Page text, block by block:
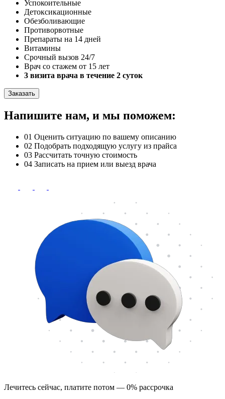
Успокоительные
Детоксикационные
Обезболивающие
Противорвотные
Препараты на 14 дней
Витамины
Срочный вызов 24/7
Врач со стажем от 15 лет
3 визита врача в течение 2 суток
Заказать
Напишите нам, и мы поможем:
01 Оценить ситуацию по вашему описанию
02 Подобрать подходящую услугу из прайса
03 Рассчитать точную стоимость
04 Записать на прием или выезд врача
Лечитесь сейчас, платите потом — 0% рассрочка